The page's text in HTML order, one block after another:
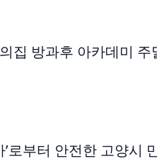
집 방과후 아카데미 주
로부터 안전한 고양시